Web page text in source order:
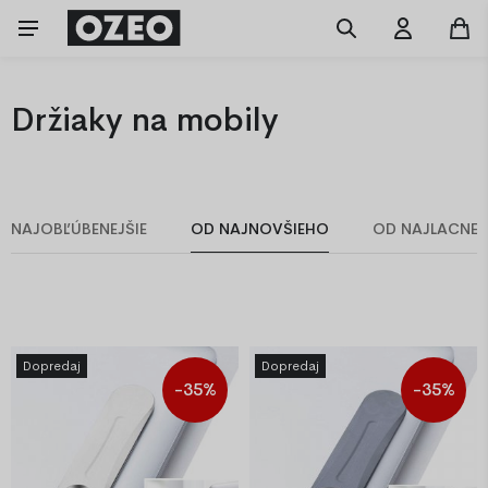
Držiaky na mobily
NAJOBĽÚBENEJŠIE OD NAJNOVŠIEHO OD
Dopredaj
-35%
Dopredaj
-35%